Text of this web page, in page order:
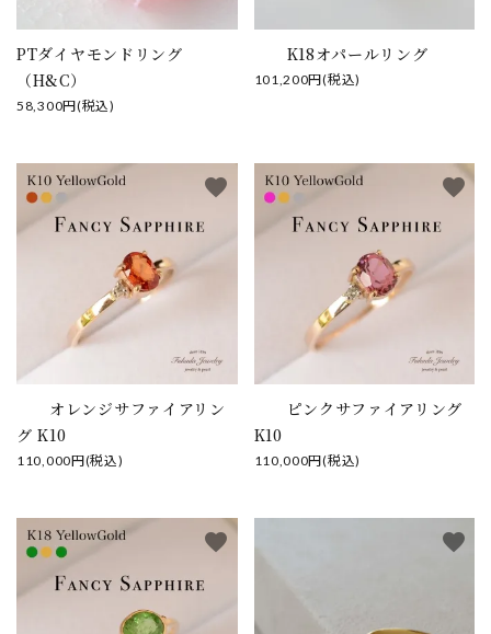
PTダイヤモンドリング
（H&C）
58,300円(税込)
K18オパールリング
101,200円(税込)
オレンジサファイアリン
グ K10
110,000円(税込)
favorite
ピンクサファイアリング
K10
110,000円(税込)
favorite
favorite favorite